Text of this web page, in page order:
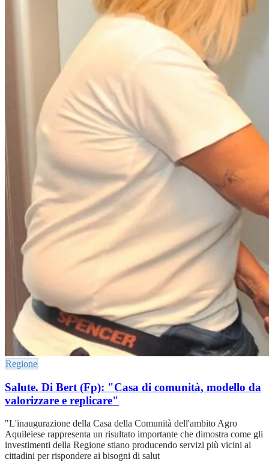
Regione
Salute. Di Bert (Fp): "Casa di comunità, modello da
valorizzare e replicare"
"L'inaugurazione della Casa della Comunità dell'ambito Agro
Aquileiese rappresenta un risultato importante che dimostra come gli
investimenti della Regione stiano producendo servizi più vicini ai
cittadini per rispondere ai bisogni di salut